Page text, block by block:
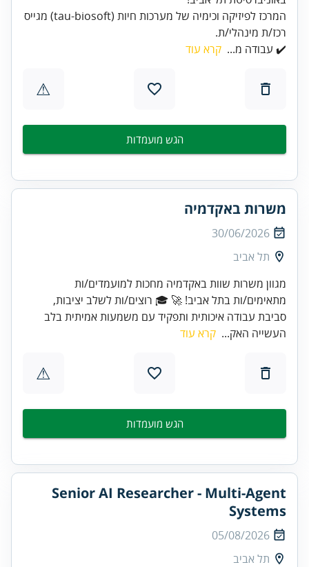
המרכז לפיזיקה וכימיה של מערכות חיות (tau-biosoft) מגייס
רכז/ת מינהלי/ת.
✔️ עבודה מ... קרא עוד
⚠
הגש מועמדות
משרות באקדמיה
30/06/2026
תל אביב
מגוון משרות שוות באקדמיה מחכות למועמדים/ות
מתאימים/ות בתל אביב! 🚀 🎓 רוצים/ות לשלב יציבות,
סביבת עבודה איכותית ותפקיד עם משמעות אמיתית בלב
העשייה האק... קרא עוד
⚠
הגש מועמדות
Senior AI Researcher - Multi-Agent
Systems
05/08/2026
תל אביב